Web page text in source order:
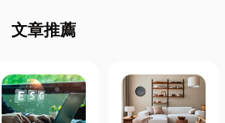
文章推薦